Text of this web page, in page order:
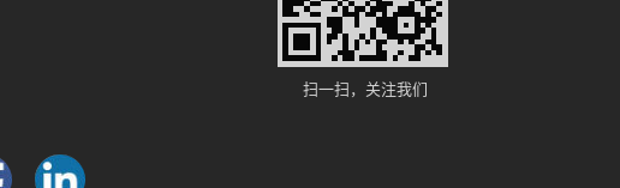
扫一扫，关注我们